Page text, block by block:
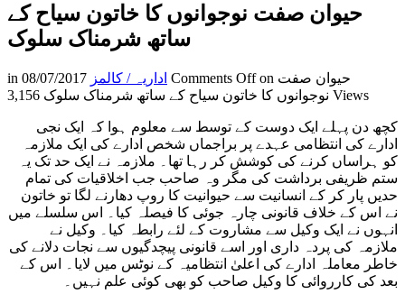
حیوان صفت نوجوانوں کا خاتون سیاح کے
ساتھ شرمناک سلوک
in اداریہ / کالمز 08/07/2017 Comments Offon حیوان صفت
نوجوانوں کا خاتون سیاح کے ساتھ شرمناک سلوک 3,156 Views
کچھ دن پہلے ایک دوست کے توسط سے معلوم ہوا کہ ایک نجی
ادارے کی انتظامی عہدے پر براجماں شخص ادارے کی ایک ملازمہ
کو ہراساں کرنے کی کوشش کر رہا تھا۔ ملازمہ نے ایک حد تک یہ
ستم ظریفی برداشت کی مگر وہ صاحب جب اخلاقیات کی تمام
حدیں پار کر کے انسانیت سے حیوانیت کا روپ دھارنے لگا تو خاتون
نے اس کے خلاف قانونی چارہ جوئی کا فیصلہ کیا۔ اس سلسلے میں
انہوں نے ایک وکیل سے مشاروت کے لئے رابطہ کیا۔ وکیل نے
ملازمہ کی پردہ داری اور اسے قانونی پیچدگیوں سے نجات دلانے کی
خاطر معاملہ ادارے کی اعلیٰ انتظامیہ کے نوٹس میں لایا۔ اس کے
بعد کی کارروائی کا وکیل صاحب کو بھی کوئی علم نہیں۔